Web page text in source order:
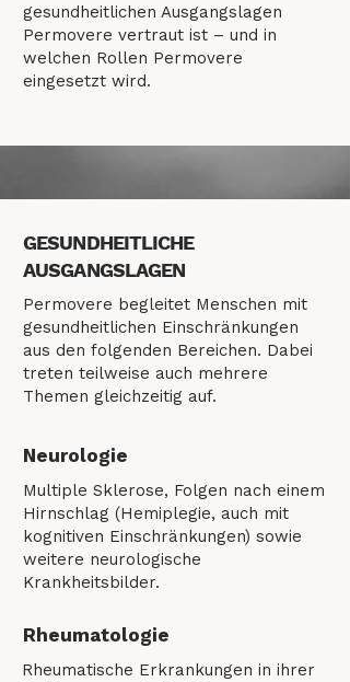
gesundheitlichen Ausgangslagen
Permovere vertraut ist – und in
welchen Rollen Permovere
eingesetzt wird.
GESUNDHEITLICHE
AUSGANGSLAGEN
Permovere begleitet Menschen mit
gesundheitlichen Einschränkungen
aus den folgenden Bereichen. Dabei
treten teilweise auch mehrere
Themen gleichzeitig auf.
Neurologie
Multiple Sklerose, Folgen nach einem
Hirnschlag (Hemiplegie, auch mit
kognitiven Einschränkungen) sowie
weitere neurologische
Krankheitsbilder.
Rheumatologie
Rheumatische Erkrankungen in ihrer